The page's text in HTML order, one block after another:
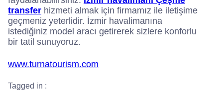
transfer hizmeti almak için firmamız ile iletişime
geçmeniz yeterlidir. İzmir havalimanına
istediğiniz model aracı getirerek sizlere konforlu
bir tatil sunuyoruz.
www.turnatourism.com
Tagged in :